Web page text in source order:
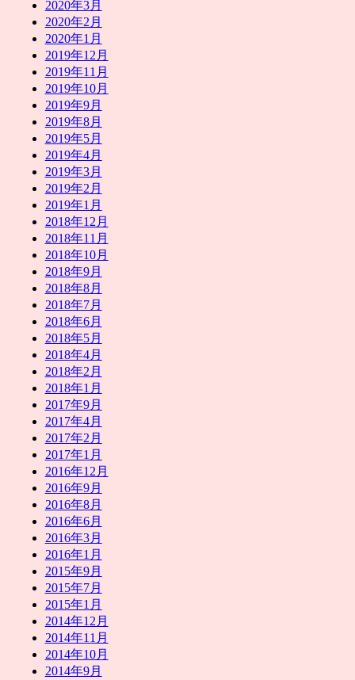
2020年3月
2020年2月
2020年1月
2019年12月
2019年11月
2019年10月
2019年9月
2019年8月
2019年5月
2019年4月
2019年3月
2019年2月
2019年1月
2018年12月
2018年11月
2018年10月
2018年9月
2018年8月
2018年7月
2018年6月
2018年5月
2018年4月
2018年2月
2018年1月
2017年9月
2017年4月
2017年2月
2017年1月
2016年12月
2016年9月
2016年8月
2016年6月
2016年3月
2016年1月
2015年9月
2015年7月
2015年1月
2014年12月
2014年11月
2014年10月
2014年9月